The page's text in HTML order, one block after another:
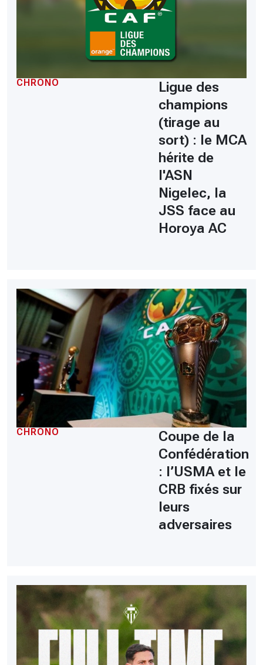
CHRONO
Ligue des
champions
(tirage au
sort) : le MCA
hérite de
l'ASN
Nigelec, la
JSS face au
Horoya AC
CHRONO
Coupe de la
Confédération
: l’USMA et le
CRB fixés sur
leurs
adversaires